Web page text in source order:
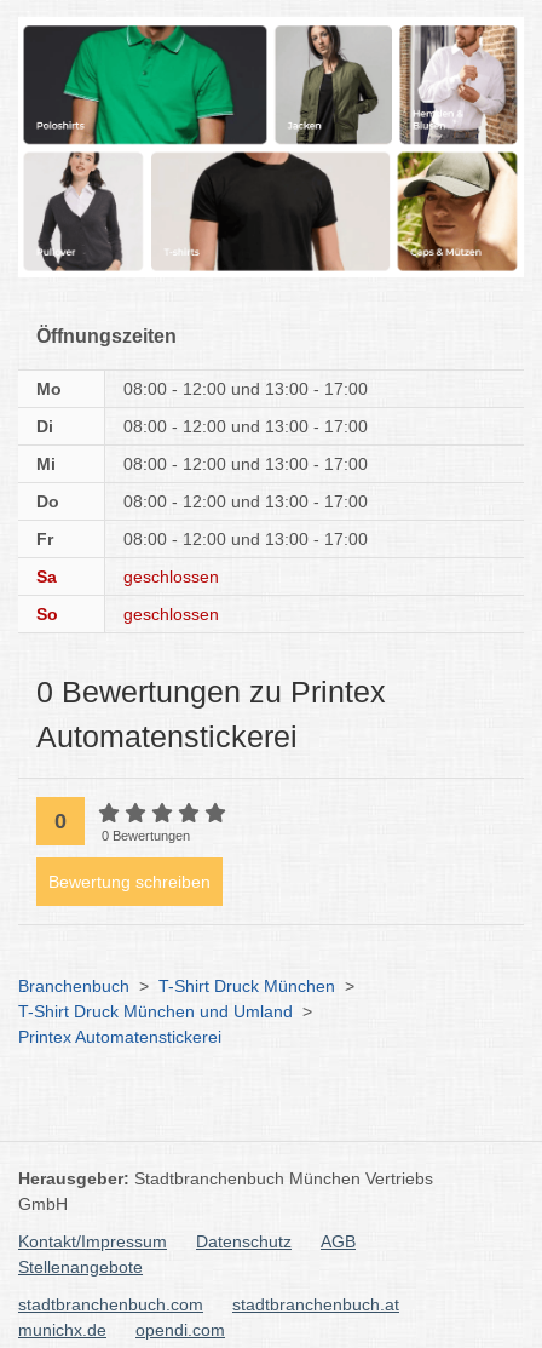
Öffnungszeiten
Mo 08:00 - 12:00
13:00 - 17:00
Di
08:00 - 12:00
13:00 - 17:00
Mi
08:00 - 12:00
13:00 - 17:00
Do
08:00 - 12:00
13:00 - 17:00
Fr
08:00 - 12:00
13:00 - 17:00
Sa
geschlossen
So
geschlossen
0 Bewertungen zu Printex
Automatenstickerei
0
0 Bewertungen
Bewertung schreiben
Branchenbuch > T-Shirt Druck München >
T-Shirt Druck München und Umland >
Printex Automatenstickerei
Herausgeber: Stadtbranchenbuch München Vertriebs
GmbH
Kontakt/Impressum
Datenschutz
AGB
Stellenangebote
stadtbranchenbuch.com
stadtbranchenbuch.at
munichx.de
opendi.com